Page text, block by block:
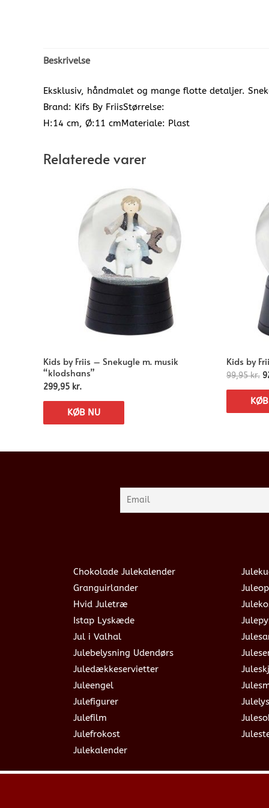
Beskrivelse
Eksklusiv, håndmalet og mange flotte detaljer.
Brand: Kifs By FriisStørrelse:
H:14 cm, Ø:11 cmMateriale: Plast
Relaterede varer
Kids by Friis – Snekugle m. musik
“klodshans”
299,95 kr.
KØB NU
Kids by
99,95kr.
Chokolade Julekalender
Granguirlander
Hvid Juletræ
Istap Lyskæde
Jul i Valhal
Julebelysning Udendørs
Juledækkeservietter
Juleengel
Julefigurer
Julefilm
Julefrokost
Julekalender